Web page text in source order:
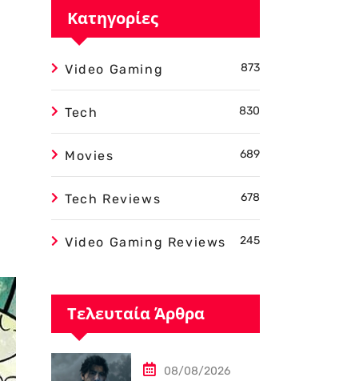
Κατηγορίες
Video Gaming 873
Tech 830
Movies 689
Tech Reviews 678
Video Gaming Reviews 245
Τελευταία Άρθρα
08/08/2026